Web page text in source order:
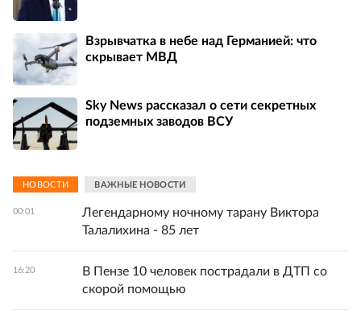
Взрывчатка в небе над Германией: что
скрывает МВД
Sky News рассказал о сети секретных
подземных заводов ВСУ
НОВОСТИ ВАЖНЫЕ НОВОСТИ
00:01
Легендарному ночному тарану Виктора
Талалихина - 85 лет
16:20
В Пензе 10 человек пострадали в ДТП со
скорой помощью